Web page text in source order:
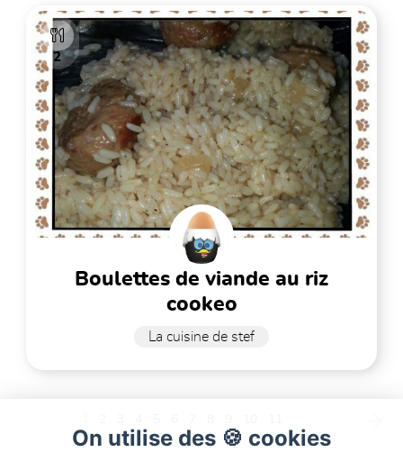
2
boulettes de viande au riz
cookeo
La cuisine de stef
On utilise des 🍪 cookies